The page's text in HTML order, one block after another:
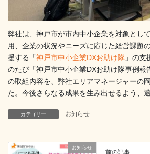
弊社は、神戸市が市内中小企業を対象とし
用、企業の状況やニーズに応じた経営課題
援する「神戸市中小企業DXお助け隊 」の支
のたび「神戸市中小企業DXお助け隊事例報
の取組内容を、弊社エリアマネージャーの
た。今後さらなる成果を生み出せるよう、
カテゴリー お知らせ
お知らせ
前の記事